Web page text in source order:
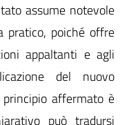
assume notevole
pratico, poiché offre
appaltanti e agli
del nuovo
affermato è
può tradursi